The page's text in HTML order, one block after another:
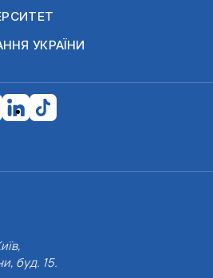
УКРАЇНИ
буд. 15.